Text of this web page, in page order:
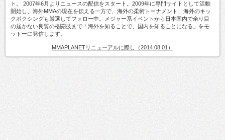
ト。 2007年6月よりニュースの配信をスタート。2009年に専門サイトとして活動
開始し、海外MMAの現在を伝える一方で、海外の柔術トーナメント、海外のキッ
クボクシングも厳選してフォロー中。メジャー系イベントから日本国内で余り目
の届かない良質の格闘技まで「海外を知ることで、国内を知ることになる」をモ
ットーに発信します。
MMAPLANETリニューアルに際し（2014.08.01）